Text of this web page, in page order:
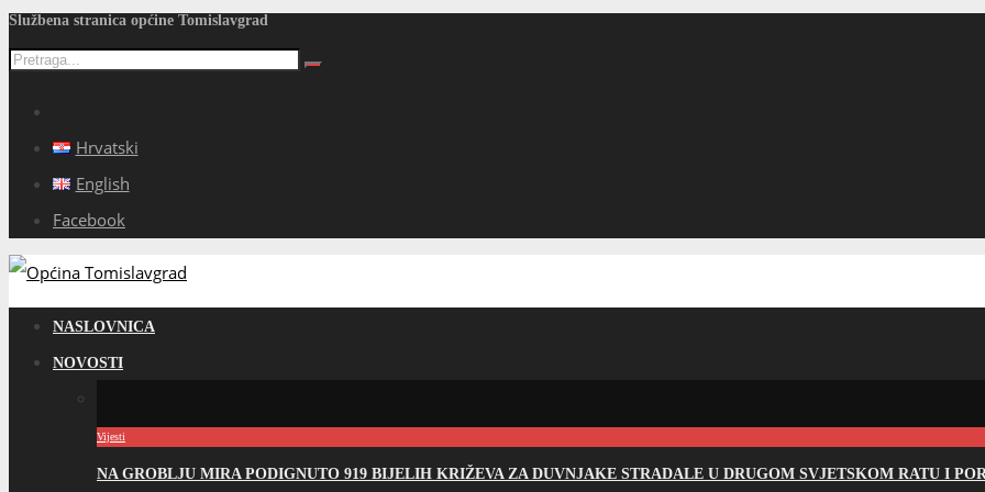
Službena stranica općine Tomislavgrad
Hrvatski
English
Facebook
NASLOVNICA
NOVOSTI
Vijesti
NA GROBLJU MIRA PODIGNUTO 919 BIJELIH KRIŽEVA ZA DUVNJAKE STRADALE U DRUGOM SVJETSKOM RATU I